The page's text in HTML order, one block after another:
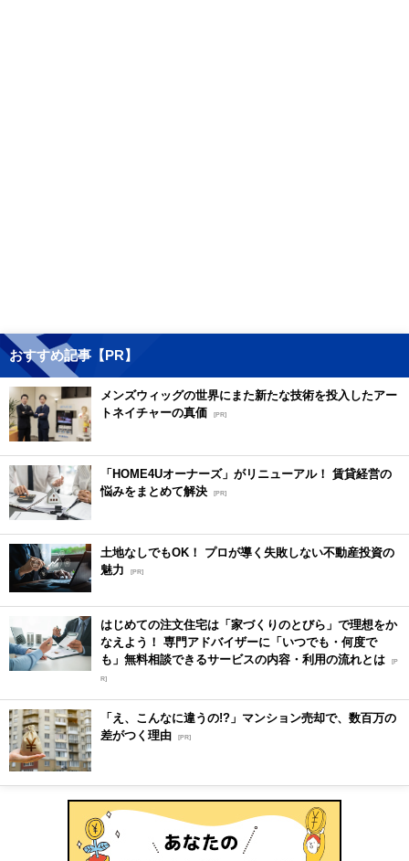
おすすめ記事【PR】
メンズウィッグの世界にまた新たな技術を投入したアー
トネイチャーの真価
[PR]
「HOME4Uオーナーズ」がリニューアル！ 賃貸経営の
悩みをまとめて解決 [PR]
土地なしでもOK！ プロが導く失敗しない不動産投資の
魅力
[PR]
はじめての注文住宅は「家づくりのとびら」で理想をか
なえよう！ 専門アドバイザーに「いつでも・何度で
も」無料相談できるサービスの内容・利用の流れとは [P
R]
「え、こんなに違うの!?」マンション売却で、数百万の
差がつく理由 [PR]